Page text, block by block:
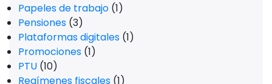
Papeles de trabajo (1)
Pensiones (3)
Plataformas digitales (1)
Promociones (1)
PTU (10)
Regímenes fiscales (1)